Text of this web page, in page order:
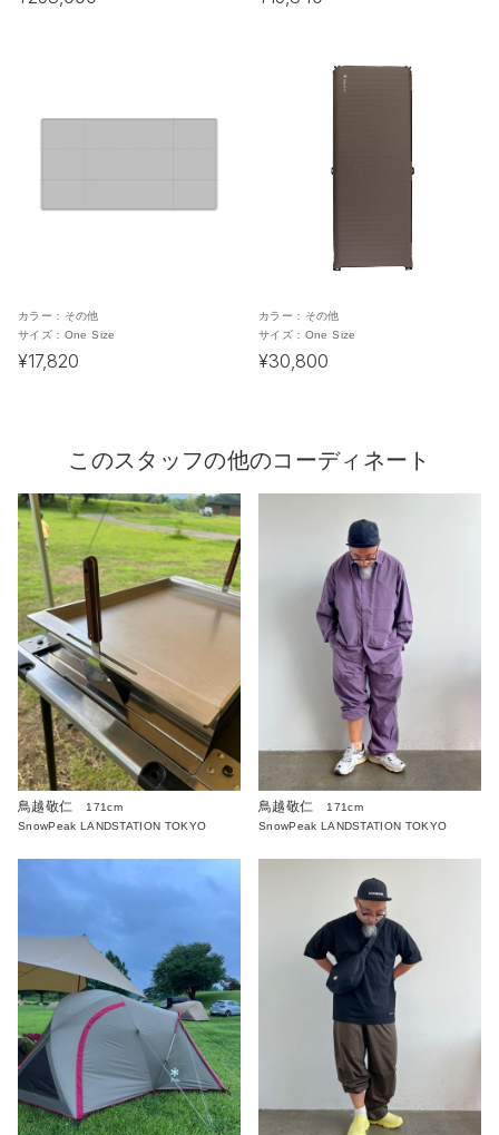
カラー： その他
サイズ： One Size
¥17,820
カラー： その他
サイズ： One Size
¥30,800
このスタッフの他のコーディネート
鳥越敬仁
171cm
SnowPeak LANDSTATION TOKYO
鳥越敬仁
171cm
SnowPeak LANDSTATION TOKYO